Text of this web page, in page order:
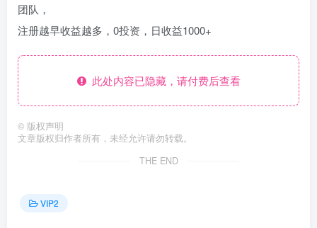
团队，
注册越早收益越多，0投资，日收益1000+
此处内容已隐藏，请付费后查看
© 版权声明
文章版权归作者所有，未经允许请勿转载。
THE END
VIP2